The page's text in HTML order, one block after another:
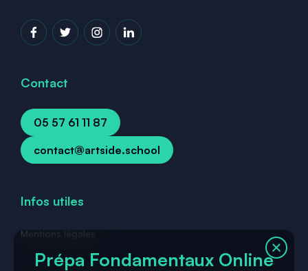
Prépa Fondamentaux Online
Contact
05 57 61 11 87
contact@artside.school
Infos utiles
Mentions légales